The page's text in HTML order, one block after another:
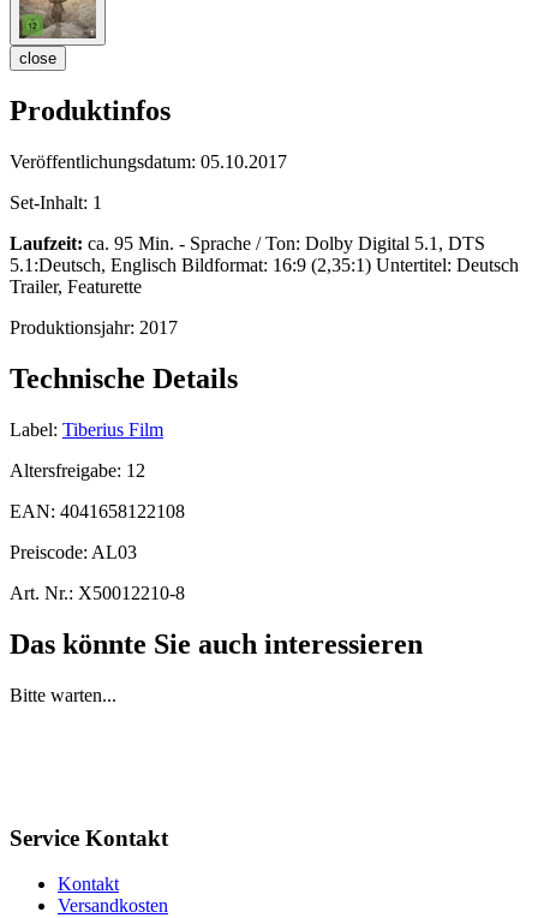
close
Produktinfos
Veröffentlichungsdatum: 05.10.2017
Set-Inhalt: 1
Laufzeit: ca. 95 Min. - Sprache / Ton: Dolby Digital 5.1, DTS
5.1:Deutsch, Englisch Bildformat: 16:9 (2,35:1) Untertitel: Deutsch
Trailer, Featurette
Produktionsjahr: 2017
Technische Details
Label: Tiberius Film
Altersfreigabe: 12
EAN: 4041658122108
Preiscode: AL03
Art. Nr.: X50012210-8
Das könnte Sie auch interessieren
Bitte warten...
Service Kontakt
Kontakt
Versandkosten